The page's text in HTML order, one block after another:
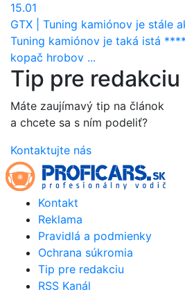
15.01
GTX
Tuning kamiónov je stále aktuálny.
Tuning kamiónov je taká istá
kopač hrobov ...
Tip pre redakciu
Máte zaujímavý tip na článok
a chcete sa s ním podeliť?
Kontaktujte nás
Kontakt
Reklama
Pravidlá a podmienky
Ochrana súkromia
Tip pre redakciu
RSS Kanál